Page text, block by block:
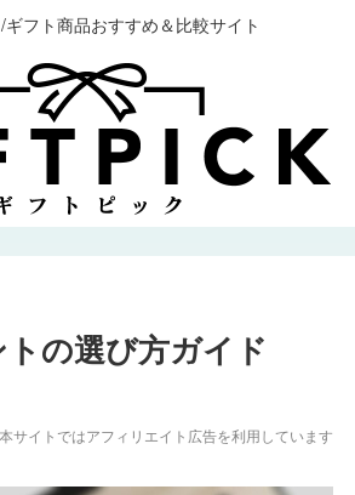
ギフト商品おすすめ＆比較サイト
の選び方ガイド
本サイトではアフィリエイト広告を利用しています